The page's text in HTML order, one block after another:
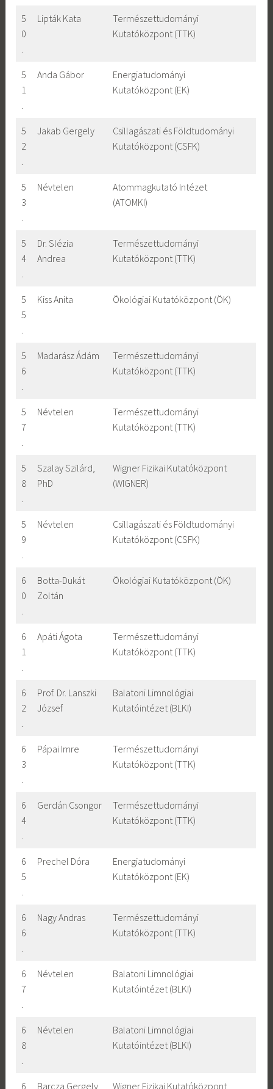
5
0
.
Lipták Kata
Természettudományi
Kutatóközpont (TTK)
5
1
.
Anda Gábor
Energiatudományi
Kutatóközpont (EK)
5
2
.
Jakab Gergely
Csillagászati és Földtudományi
Kutatóközpont (CSFK)
5
3
.
Névtelen
Atommagkutató Intézet
(ATOMKI)
5
4
.
Dr. Slézia
Andrea
Természettudományi
Kutatóközpont (TTK)
5
5
.
Kiss Anita Ökológiai Kutatóközpont (ÖK)
5
6
.
Madarász Ádám
Természettudományi
Kutatóközpont (TTK)
5
7
.
Névtelen
Természettudományi
Kutatóközpont (TTK)
5
8
.
Szalay Szilárd,
PhD
Wigner Fizikai Kutatóközpont
(WIGNER)
5
9
.
Névtelen
Csillagászati és Földtudományi
Kutatóközpont (CSFK)
6
0
.
Botta-Dukát
Zoltán
Ökológiai Kutatóközpont (ÖK)
6
1
.
Apáti Ágota
Természettudományi
Kutatóközpont (TTK)
6
2
.
Prof. Dr. Lanszki
József
Balatoni Limnológiai
Kutatóintézet (BLKI)
6
3
.
Pápai Imre
Természettudományi
Kutatóközpont (TTK)
6
4
.
Gerdán Csongor
Természettudományi
Kutatóközpont (TTK)
6
5
.
Prechel Dóra
Energiatudományi
Kutatóközpont (EK)
6
6
.
Nagy Andras
Természettudományi
Kutatóközpont (TTK)
6
7
.
Névtelen
Balatoni Limnológiai
Kutatóintézet (BLKI)
6
8
.
Névtelen
Balatoni Limnológiai
Kutatóintézet (BLKI)
6 Barcza Gergely Wigner Fizikai Kutatóközpont